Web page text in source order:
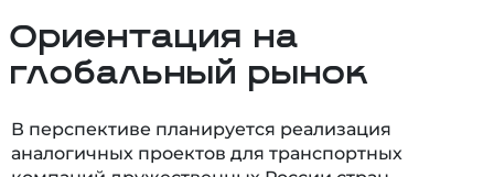
Ориентация на
глобальный рынок
В перспективе планируется реализация
аналогичных проектов для транспортных